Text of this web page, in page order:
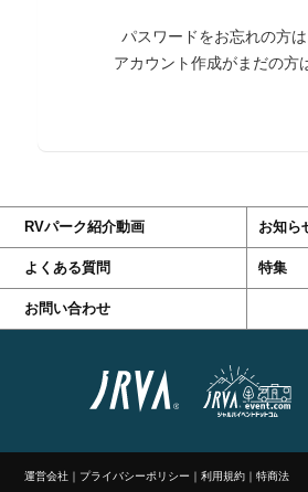
パスワードをお忘れの方
アカウント作成がまだの方
RVパーク紹介動画 お知ら
よくある質問 特集
お問い合わせ
運営会社 ｜ プライバシーポリシー ｜利用規約 ｜特商法